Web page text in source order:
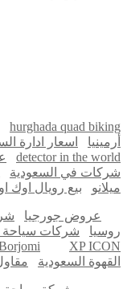
hurghada quad biking
أرمينيا
اسعار ادارة
detector in the world
شركات في السعودية
ميلانو
بيع رويال اوك
عروض جورجيا
روسيا
شركات سياحة
XP ICON
القهوة السعودية